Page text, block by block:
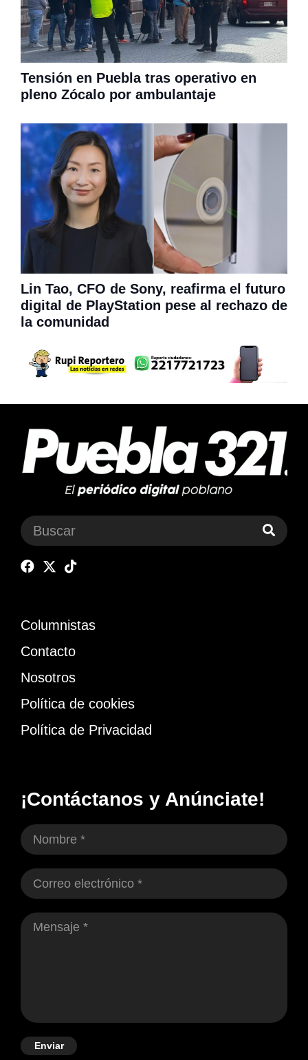
Tensión en Puebla tras operativo en
pleno Zócalo por ambulantaje
Lin Tao, CFO de Sony, reafirma el futuro
digital de PlayStation pese al rechazo de
la comunidad
Columnistas
Contacto
Nosotros
Política de cookies
Política de Privacidad
¡Contáctanos y Anúnciate!
Enviar